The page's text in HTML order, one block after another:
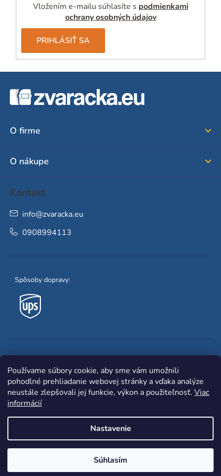
Používame súbory cookie, aby sme vám umožnili
pohodlné prehliadanie webovej stránky a vďaka analýze
neustále zlepšovali jej funkcie, výkon a použiteľnosť. Viac
informácií
Nastavenie
Súhlasím
Vložením e-mailu súhlasíte s podmienkami
ochrany osobných údajov
PRIHLÁSIŤ SA
O firme
O nákupe
Kontakt
info@zvaracka.eu
0908994113
Spôsoby dopravy:
Shoptet |mime digital
vyhradené.